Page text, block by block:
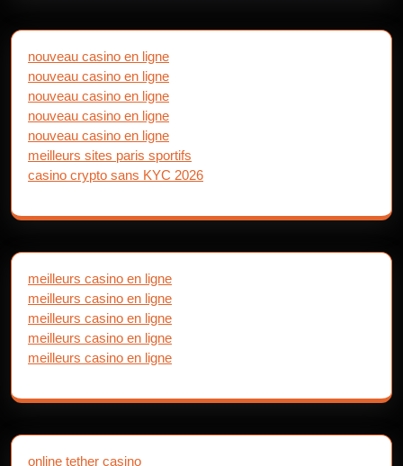
nouveau casino en ligne
nouveau casino en ligne
nouveau casino en ligne
nouveau casino en ligne
nouveau casino en ligne
meilleurs sites paris sportifs
casino crypto sans KYC 2026
meilleurs casino en ligne
meilleurs casino en ligne
meilleurs casino en ligne
meilleurs casino en ligne
meilleurs casino en ligne
online tether casino